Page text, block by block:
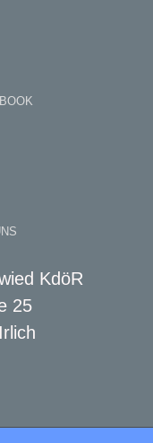
KdöR
25